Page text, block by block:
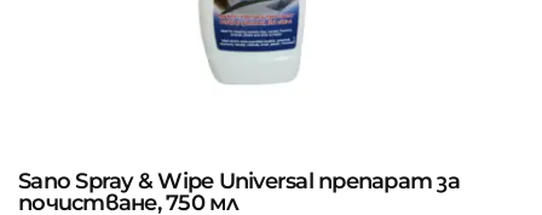
Sano Spray & Wipe Universal препарат за
почистване, 750 мл